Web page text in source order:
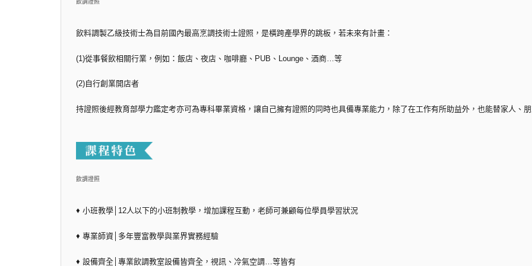
飲料調製乙級技術士為目前國內最高烹調技術士證照，是橫跨產學界的跳板，若未來有計畫：
(1)從事餐飲相關行業，例如：飯店、夜店、咖啡廳、PUB、Lounge、酒商…等
(2)自行創業開店者
持證照後經教育部學力鑑定考亦可為專科畢業資格，讓自己擁有證照的同時也具備專業能力，除了在工作有所助益外，也能替家人、
飲調證照
♦ 小班教學│12人以下的小班制教學，增加課程互動，老師可兼顧每位學員學習狀況
♦ 專業師資│多年豐富教學與業界實務經驗
♦ 設備齊全│專業飲調教室設備皆齊全，視訊、冷氣空調…等皆有